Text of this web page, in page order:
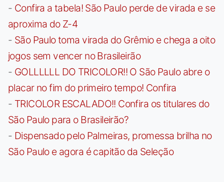
- Confira a tabela! São Paulo perde de virada e se
aproxima do Z-4
- São Paulo toma virada do Grêmio e chega a oito
jogos sem vencer no Brasileirão
- GOLLLLLL DO TRICOLOR!! O São Paulo abre o
placar no fim do primeiro tempo! Confira
- TRICOLOR ESCALADO!! Confira os titulares do
São Paulo para o Brasileirão?
- Dispensado pelo Palmeiras, promessa brilha no
São Paulo e agora é capitão da Seleção